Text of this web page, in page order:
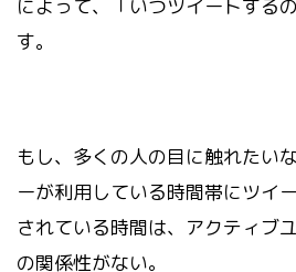
によって、「いつツイートする
す。
もし、多くの人の目に触れたい
ーが利用している時間帯にツイ
されている時間は、アクティブ
の関係性がない。